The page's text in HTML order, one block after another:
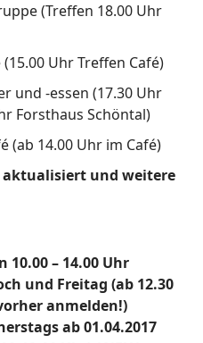
(Treffen 18.00 Uhr
Uhr Treffen Café)
und -essen (17.30 Uhr
Forsthaus Schöntal)
(ab 14.00 Uhr im Café)
aktualisiert und weitere
10.00 – 14.00 Uhr
und Freitag (ab 12.30
anmelden!)
ab 01.04.2017